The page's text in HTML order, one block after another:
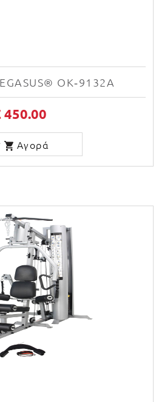
OK‑9132A
450.00
Αγορά